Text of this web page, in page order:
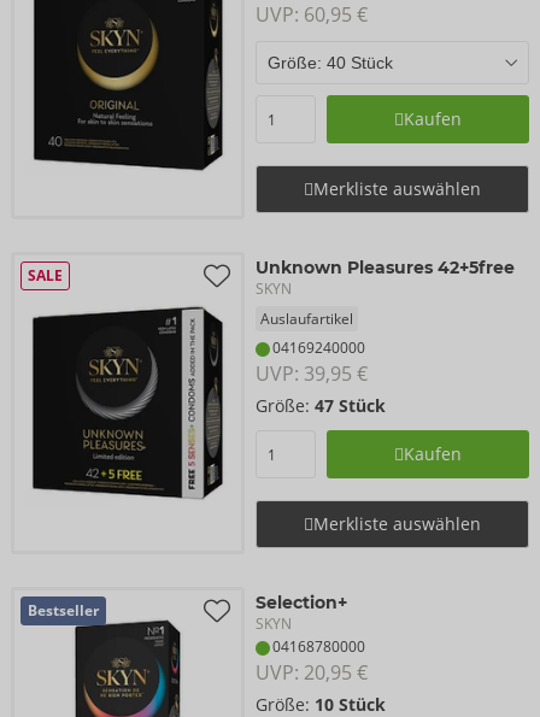
UVP: 60,95 €
Kaufen
Merkliste auswählen
SALE Unknown Pleasures 42+5free
SKYN
Auslaufartikel
04169240000
UVP: 39,95 €
Größe: 47 Stück
Kaufen
Merkliste auswählen
Bestseller Selection+
SKYN
04168780000
UVP: 20,95 €
Größe: 10 Stück